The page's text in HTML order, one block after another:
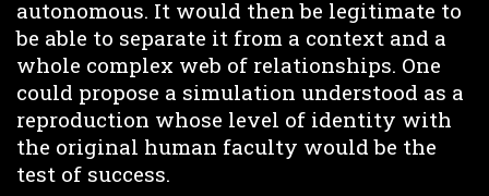
autonomous. It would then be legitimate to
be able to separate it from a context and a
whole complex web of relationships. One
could propose a simulation understood as a
reproduction whose level of identity with
the original human faculty would be the
test of success.